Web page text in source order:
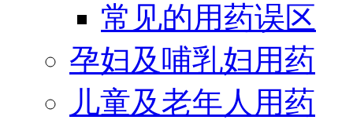
常见的用药误区
孕妇及哺乳妇用药
儿童及老年人用药